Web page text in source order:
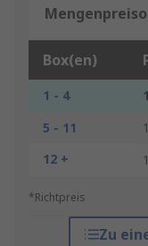
Box(en)
1 - 4
5 - 11
12 +
*Richtpreis
Zu